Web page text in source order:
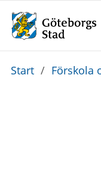
Du
Start / Förskola